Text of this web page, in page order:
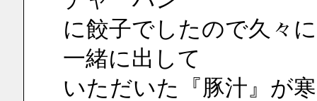
に餃子でしたので久々
一緒に出して
いただいた『豚汁』が